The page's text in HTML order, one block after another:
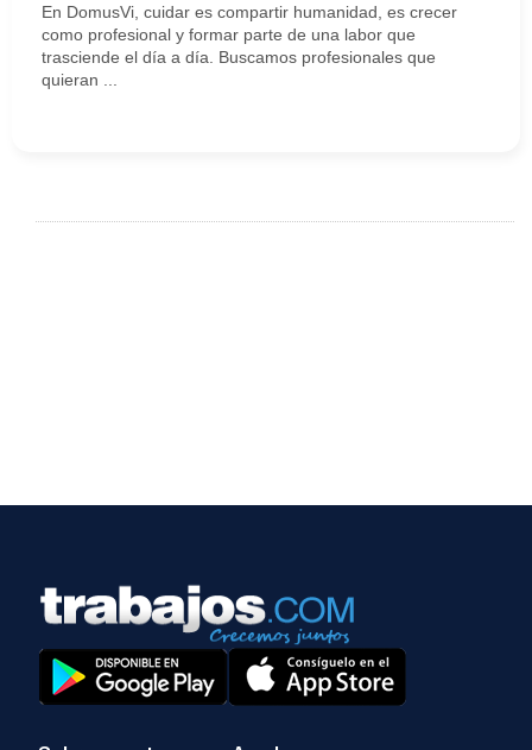
En DomusVi, cuidar es compartir humanidad, es crecer
como profesional y formar parte de una labor que
trasciende el día a día. Buscamos profesionales que
quieran ...